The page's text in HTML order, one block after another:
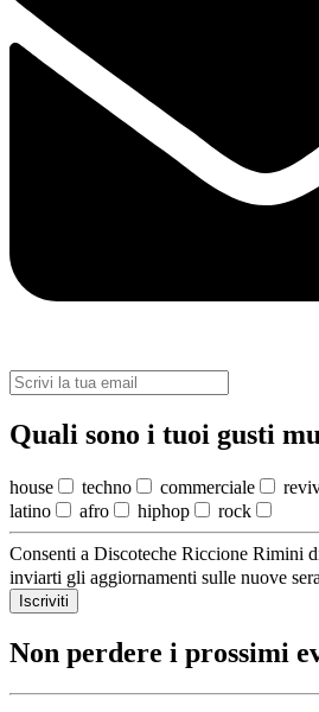
Quali sono i tuoi gusti
house techno commerciale
latino
afro hiphop rock
Consenti a Discoteche Riccione Rimini
inviarti gli aggiornamenti sulle nuove
Iscriviti
Non perdere i prossimi